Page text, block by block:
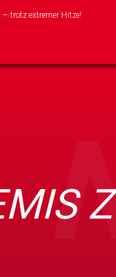
Team!